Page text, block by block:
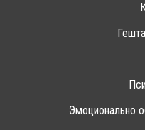
Эмоционально